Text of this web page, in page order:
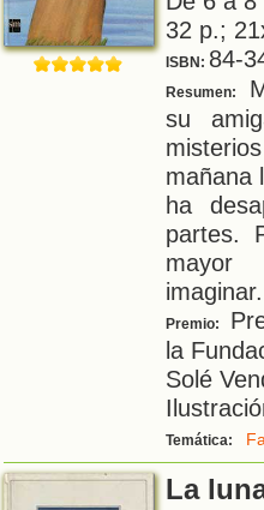
32 p.;
ISBN: 84-
Resumen:
su
mañana
ha
partes.
mayor
imaginar.
Premio:
la
Solé
Temática:
La